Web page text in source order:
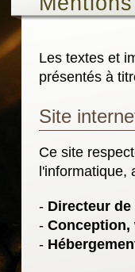
Les textes et
présentés à
Site
Ce site
l'informatique,
- Directeur
- Conception,
-